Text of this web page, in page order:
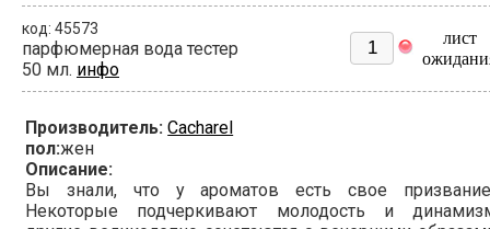
код: 45573
парфюмерная вода тестер
50 мл. инфо
лист
Производитель: Cacharel
пол:жен
Описание:
Вы знали, что у ароматов есть свое
Некоторые подчеркивают молодость и